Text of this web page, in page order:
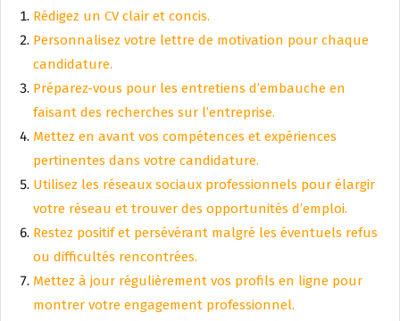
Rédigez un CV clair et concis.
Personnalisez votre lettre de motivation pour chaque
candidature.
Préparez-vous pour les entretiens d’embauche en
faisant des recherches sur l’entreprise.
Mettez en avant vos compétences et expériences
pertinentes dans votre candidature.
Utilisez les réseaux sociaux professionnels pour élargir
votre réseau et trouver des opportunités d’emploi.
Restez positif et persévérant malgré les éventuels refus
ou difficultés rencontrées.
Mettez à jour régulièrement vos profils en ligne pour
montrer votre engagement professionnel.